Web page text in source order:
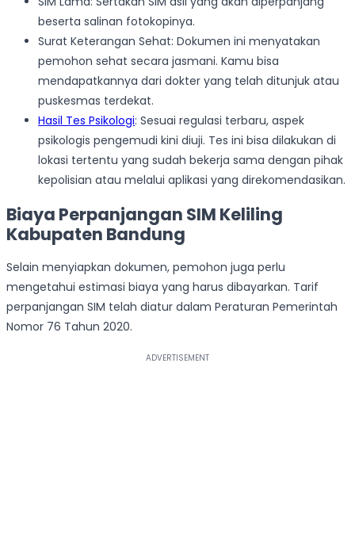
beserta salinan fotokopinya.
Surat Keterangan Sehat: Dokumen ini menyatakan
pemohon sehat secara jasmani. Kamu bisa
mendapatkannya dari dokter yang telah ditunjuk atau
puskesmas terdekat.
Hasil Tes Psikologi: Sesuai regulasi terbaru, aspek
psikologis pengemudi kini diuji. Tes ini bisa dilakukan di
lokasi tertentu yang sudah bekerja sama dengan pihak
kepolisian atau melalui aplikasi yang direkomendasikan.
Biaya Perpanjangan SIM Keliling
Kabupaten Bandung
Selain menyiapkan dokumen, pemohon juga perlu
mengetahui estimasi biaya yang harus dibayarkan. Tarif
perpanjangan SIM telah diatur dalam Peraturan Pemerintah
Nomor 76 Tahun 2020.